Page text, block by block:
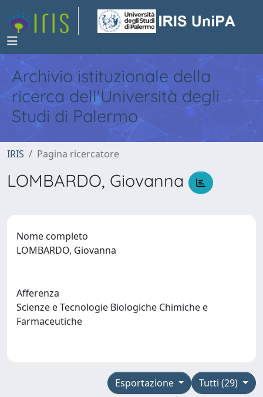
Archivio istituzionale della
ricerca dell'Università degli
Studi di Palermo
IRIS Pagina ricercatore
LOMBARDO, Giovanna
Nome completo
LOMBARDO, Giovanna
Afferenza
Scienze e Tecnologie Biologiche Chimiche e
Farmaceutiche
Tutti (29)
Esportazione